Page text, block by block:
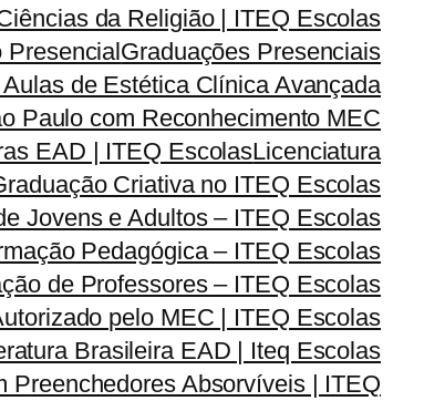
da Religião | ITEQ Escolas
PresencialGraduações Presenciais
de Estética Clínica Avançada
Paulo com Reconhecimento MEC
EAD | ITEQ EscolasLicenciatura
Criativa no ITEQ Escolas
Jovens e Adultos – ITEQ Escolas
Pedagógica – ITEQ Escolas
de Professores – ITEQ Escolas
pelo MEC | ITEQ Escolas
Brasileira EAD | Iteq Escolas
Preenchedores Absorvíveis | ITEQ